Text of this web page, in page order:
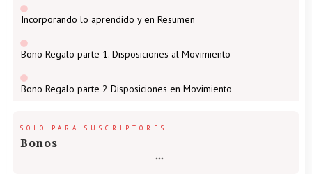
Incorporando lo aprendido y en Resumen
Bono Regalo parte 1. Disposiciones al Movimiento
Bono Regalo parte 2 Disposiciones en Movimiento
SOLO PARA SUSCRIPTORES
Bonos